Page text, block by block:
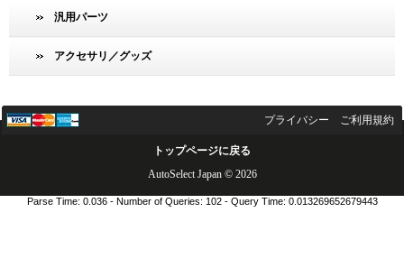
汎用パーツ
アクセサリ／グッズ
プライバシー ご利用規約
トップページに戻る
AutoSelect Japan © 2026
Parse Time: 0.036 - Number of Queries: 102 - Query Time: 0.013269652679443